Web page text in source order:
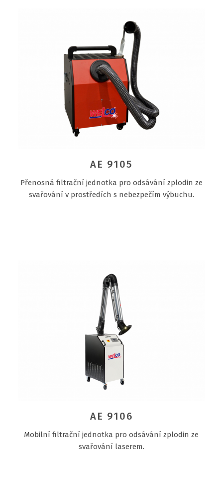
AE 9105
Přenosná filtrační jednotka pro odsávání zplodin ze
svařování v prostředích s nebezpečím výbuchu.
AE 9106
Mobilní filtrační jednotka pro odsávání zplodin ze
svařování laserem.